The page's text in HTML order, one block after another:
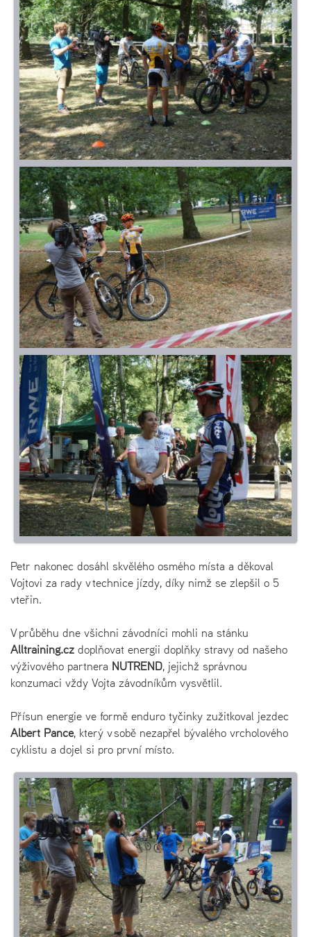
Petr nakonec dosáhl skvělého osmého místa a děkoval
Vojtovi za rady v technice jízdy, díky nimž se zlepšil o 5
vteřin.
V průběhu dne všichni závodníci mohli na stánku
Alltraining.cz doplňovat energii doplňky stravy od našeho
výživového partnera NUTREND, jejichž správnou
konzumaci vždy Vojta závodníkům vysvětlil.
Přísun energie ve formě enduro tyčinky zužitkoval jezdec
Albert Pance, který v sobě nezapřel bývalého vrcholového
cyklistu a dojel si pro první místo.